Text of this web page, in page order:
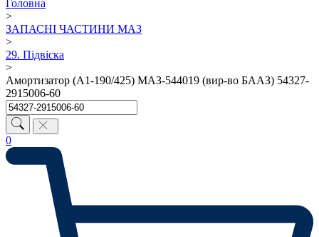
Головна
>
ЗАПАСНІ ЧАСТИНИ МАЗ
>
29. Підвіска
>
Амортизатор (А1-190/425) МАЗ-544019 (вир-во БААЗ) 54327-
2915006-60
0